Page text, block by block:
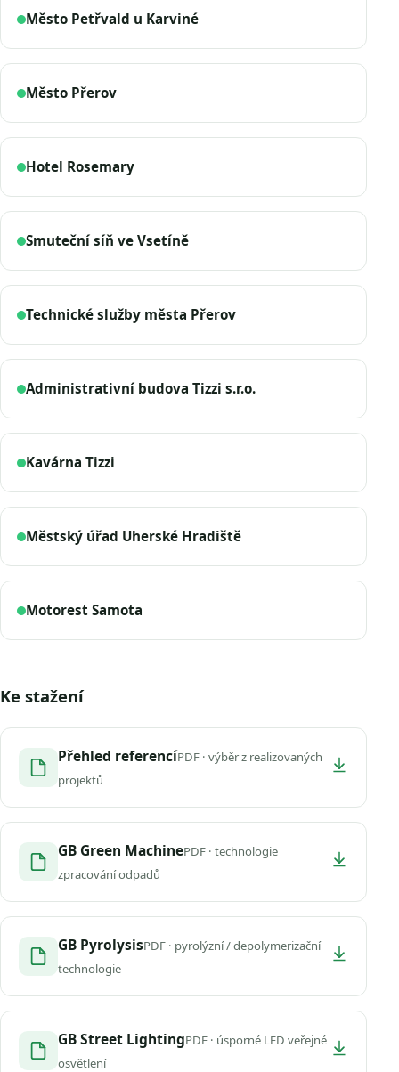
Město Petřvald u Karviné
Město Přerov
Hotel Rosemary
Smuteční síň ve Vsetíně
Technické služby města Přerov
Administrativní budova Tizzi s.r.o.
Kavárna Tizzi
Městský úřad Uherské Hradiště
Motorest Samota
Ke stažení
Přehled referencíPDF · výběr z realizovaných
projektů
GB Green MachinePDF · technologie
zpracování odpadů
GB PyrolysisPDF · pyrolýzní / depolymerizační
technologie
GB Street LightingPDF · úsporné LED veřejné
osvětlení